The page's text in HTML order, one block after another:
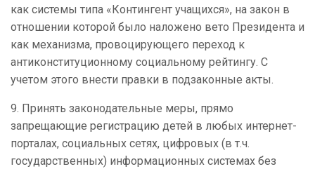
как системы типа «Контингент учащихся», на закон в
отношении которой было наложено вето Президента и
как механизма, провоцирующего переход к
антиконституционному социальному рейтингу. С
учетом этого внести правки в подзаконные акты.
9. Принять законодательные меры, прямо
запрещающие регистрацию детей в любых интернет-
порталах, социальных сетях, цифровых (в т.ч.
государственных) информационных системах без